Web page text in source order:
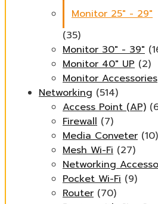
Monitor 25" - 29"
(35)
Monitor 30" - 39"
Monitor 40" UP (2)
Monitor Accessories
Networking (514)
Access Point (AP)
Firewall (7)
Media Conveter (10)
Mesh Wi-Fi (27)
Networking
Pocket Wi-Fi (9)
Router (70)